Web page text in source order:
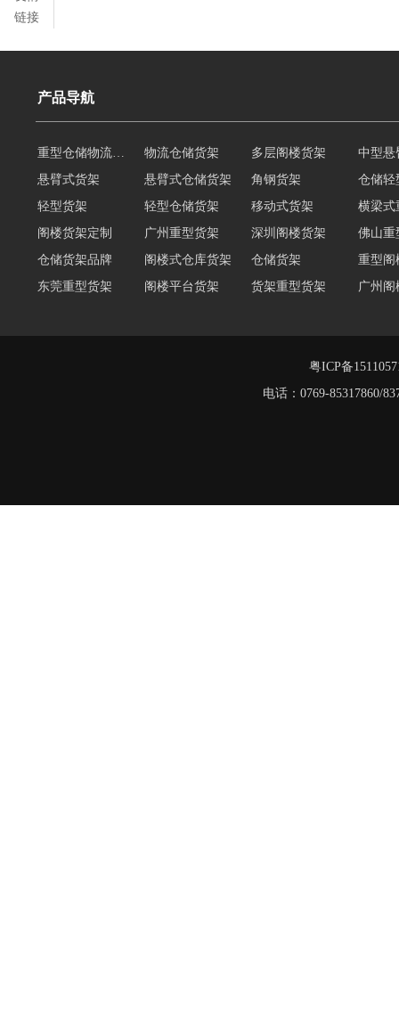
链接
产品导航
悬臂式货架 悬臂式仓储货架 角钢货架
仓储轻
轻型货架
轻型仓储货架 移动式货架
横梁式
阁楼货架定制
广州重型货架 深圳阁楼货架
佛山重
仓储货架品牌
阁楼式仓库货架 仓储货架
重型阁
东莞重型货架
阁楼平台货架 货架重型货架
广州阁
工字钢阁楼货架
窄巷式托盘货架 重型仓储货架
轻量型
多层阁楼货架
中型悬臂货架
粤ICP备
电话：0769-85317860/